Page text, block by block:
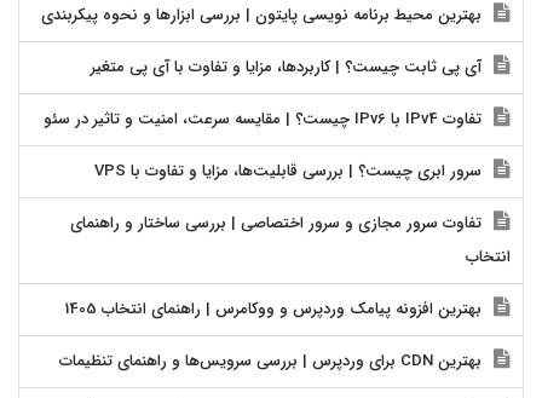
بهترین محیط برنامه نویسی پایتون | بررسی ابزارها و نحوه پیکربندی
آی پی ثابت چیست؟ | کاربردها، مزایا و تفاوت با آی پی متغیر
تفاوت IPv4 با IPv6 چیست؟ | مقایسه سرعت، امنیت و تاثیر در سئو
سرور ابری چیست؟ | بررسی قابلیت‌ها، مزایا و تفاوت با VPS
تفاوت سرور مجازی و سرور اختصاصی | بررسی ساختار و راهنمای
انتخاب
بهترین افزونه پیامک وردپرس و ووکامرس | راهنمای انتخاب 1405
بهترین CDN برای وردپرس | بررسی سرویس‌ها و راهنمای تنظیمات